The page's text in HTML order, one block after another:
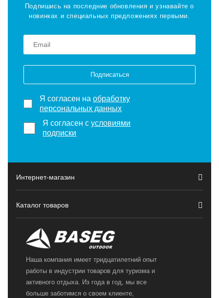
Подпишись на последние обновления и узнавайте о
новинках и специальных предложениях первыми.
Подписаться
Я согласен на обработку
персональных данных
Я согласен сусловиями
подписки
Интернет-магазин
Каталог товаров
Наша компания имеет тридцатилетний опыт
работы в индустрии товаров для туризма и
активного отдыха. Из года в год, мы все
больше заботимся о своем клиенте,